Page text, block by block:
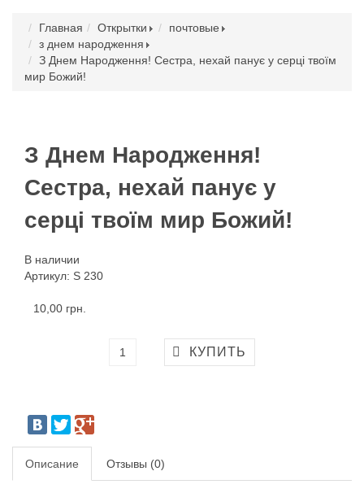
Главная Открытки
почтовые
з днем народження
З Днем Народження! Сестра, нехай панує у серці твоїм
мир Божий!
З Днем Народження!
Сестра, нехай панує у
серці твоїм мир Божий!
В наличии
Артикул: S 230
10,00 грн.
Описание Отзывы (0)